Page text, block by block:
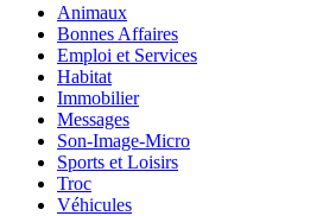
Animaux
Bonnes Affaires
Emploi et Services
Habitat
Immobilier
Messages
Son-Image-Micro
Sports et Loisirs
Troc
Véhicules